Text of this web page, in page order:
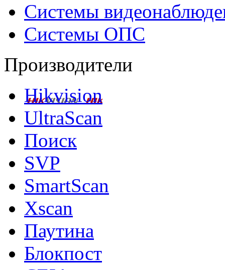
Системы
Системы ОПС
Производители
Hikvision
UltraScan
Поиск
SVP
SmartScan
Xscan
Паутина
Блокпост